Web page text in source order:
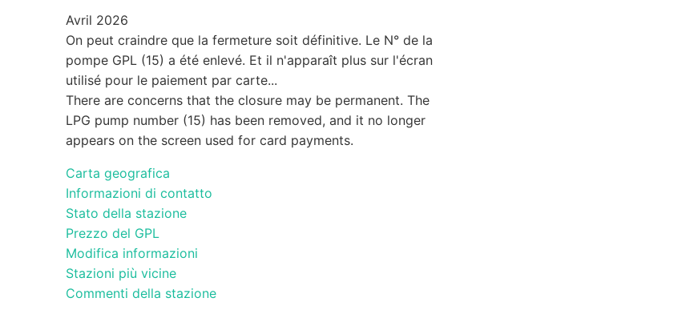
Avril 2026
On peut craindre que la fermeture soit définitive. Le N° de la
pompe GPL (15) a été enlevé. Et il n'apparaît plus sur l'écran
utilisé pour le paiement par carte...
There are concerns that the closure may be permanent. The
LPG pump number (15) has been removed, and it no longer
appears on the screen used for card payments.
Carta geografica
Informazioni di contatto
Stato della stazione
Prezzo del GPL
Modifica informazioni
Stazioni più vicine
Commenti della stazione